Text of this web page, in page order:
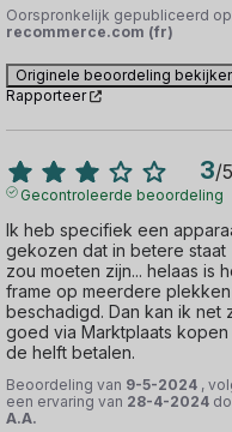
Oorspronkelijk gepubliceerd op
recommerce.com (fr)
Originele beoordeling
Rapporteer
3/5
Gecontroleerde beoordeling
Ik heb specifiek een
gekozen dat in betere staat
zou moeten zijn... helaas is
frame op meerdere plekken
beschadigd. Dan kan ik net
goed via Marktplaats kopen
de helft betalen.
Beoordeling van 9-5-2024 ,
een ervaring van 28-4-2024
A.A.